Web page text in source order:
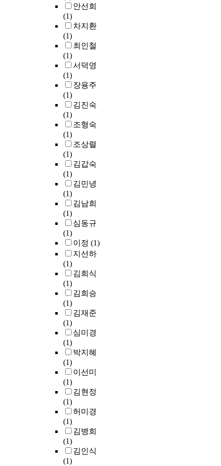
안선희
(1)
차지환
(1)
최인철
(1)
서덕영
(1)
장용주
(1)
김진숙
(1)
조형숙
(1)
조상렬
(1)
김갑숙
(1)
김민녕
(1)
김남희
(1)
심동규
(1)
이정 (1)
지선하
(1)
김희식
(1)
김희승
(1)
김재준
(1)
심미경
(1)
박지혜
(1)
이선미
(1)
김현정
(1)
허미경
(1)
김병희
(1)
김인식
(1)